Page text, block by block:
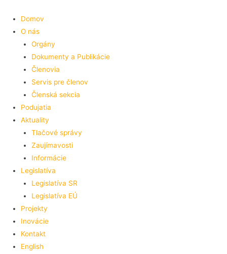
obsah
Domov
O nás
Orgány
Dokumenty a Publikácie
Členovia
Servis pre členov
Členská sekcia
Podujatia
Aktuality
Tlačové správy
Zaujímavosti
Informácie
Legislatíva
Legislatíva SR
Legislatíva EÚ
Projekty
Inovácie
Kontakt
English